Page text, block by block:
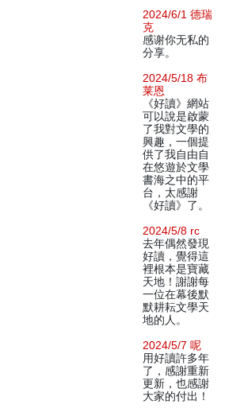
2024/6/1 德瑞
克
感谢你无私的
分享。
2024/5/18 布
莱恩
《好讀》網站
可以說是啟蒙
了我對文學的
興趣，一個提
供了我自由自
在悠遊於文學
書海之中的平
台，太感謝
《好讀》了。
2024/5/8 rc
去年偶然發現
好讀，覺得這
裡根本是寶藏
天地！謝謝每
一位在幕後默
默耕耘文學天
地的人。
2024/5/7 呢
用好讀許多年
了，感謝重新
更新，也感謝
大家的付出！